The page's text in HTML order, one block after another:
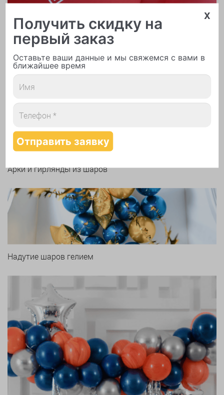
Печать логотипа
Арки и гирлянды из шаров
Надутие шаров гелием
x
Получить скидку на
первый заказ
Оставьте ваши данные и мы свяжемся с вами в
ближайшее время